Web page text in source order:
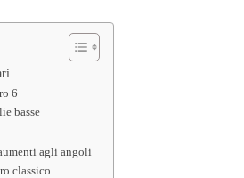
6
basse
agli angoli
classico